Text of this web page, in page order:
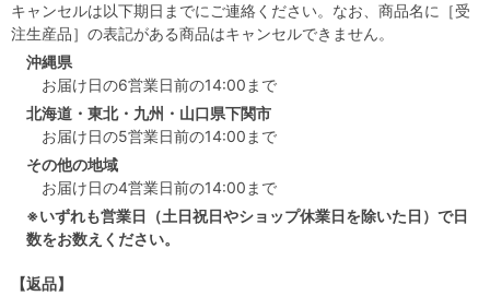
キャンセルは以下期日までにご連絡ください。なお、商品名に［受
注生産品］の表記がある商品はキャンセルできません。
沖縄県
お届け日の6営業日前の14:00まで
北海道・東北・九州・山口県下関市
お届け日の5営業日前の14:00まで
その他の地域
お届け日の4営業日前の14:00まで
※いずれも営業日（土日祝日やショップ休業日を除いた日）で日
数をお数えください。
【返品】